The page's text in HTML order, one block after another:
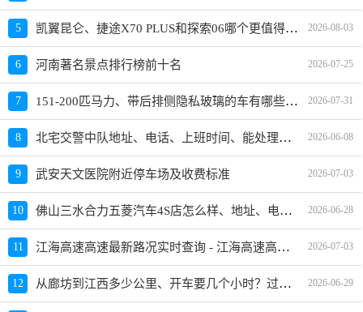
5 凯翼昆仑、捷途X70 PLUS和探索06哪个更值得买？性价比、配置对比 2026-08-03
6 河南著名景点排行榜前十名 2026-07-25
7 151-200匹马力、带后排侧隐私玻璃的车有哪些？买哪款好？ 2026-07-31
8 北宅交警中队地址、电话、上班时间、能处理违章吗 2026-06-08
9 武安天文医院附近停车场及收费标准 2026-07-03
10 佛山三水合力五菱汽车4S店怎么样、地址、电话、上班时间查询 2026-06-28
11 江海高速高速最新路况实时查询 - 江海高速高速最新消息 2026-07-03
12 从廊坊到江西多少公里、开车要几个小时？过路费、油费等 2026-06-29